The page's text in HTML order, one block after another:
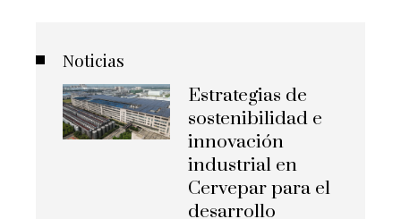
Noticias
Estrategias de
sostenibilidad e
innovación
industrial en
Cervepar para el
desarrollo